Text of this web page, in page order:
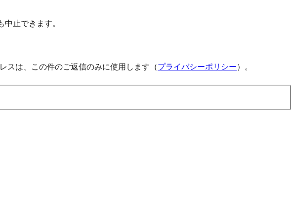
止できます。
スは、この件のご返信のみに使用します（プライバシーポリシー）。